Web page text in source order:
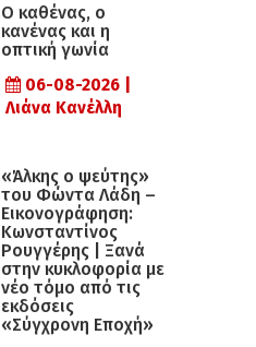
Ο καθένας, ο
κανένας και η
οπτική γωνία
06-08-2026 |
Λιάνα Κανέλλη
«Άλκης ο ψεύτης»
του Φώντα Λάδη –
Εικονογράφηση:
Κωνσταντίνος
Ρουγγέρης | Ξανά
στην κυκλοφορία με
νέο τόμο από τις
εκδόσεις
«Σύγχρονη Εποχή»